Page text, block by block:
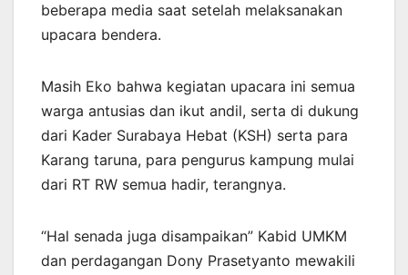
beberapa media saat setelah melaksanakan
upacara bendera.
Masih Eko bahwa kegiatan upacara ini semua
warga antusias dan ikut andil, serta di dukung
dari Kader Surabaya Hebat (KSH) serta para
Karang taruna, para pengurus kampung mulai
dari RT RW semua hadir, terangnya.
“Hal senada juga disampaikan” Kabid UMKM
dan perdagangan Dony Prasetyanto mewakili